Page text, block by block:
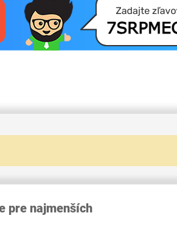
pre najmenších